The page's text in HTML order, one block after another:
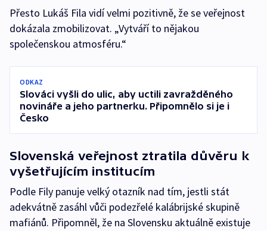
Přesto Lukáš Fila vidí velmi pozitivně, že se veřejnost
dokázala zmobilizovat. „Vytváří to nějakou
společenskou atmosféru.“
ODKAZ
Slováci vyšli do ulic, aby uctili zavražděného
novináře a jeho partnerku. Připomnělo si je i
Česko
Slovenská veřejnost ztratila důvěru k
vyšetřujícím institucím
Podle Fily panuje velký otazník nad tím, jestli stát
adekvátně zasáhl vůči podezřelé kalábrijské skupině
mafiánů. Připomněl, že na Slovensku aktuálně existuje